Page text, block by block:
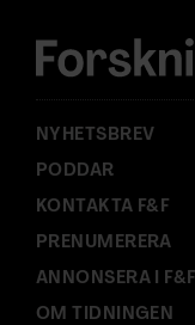
s
:
NYHETSBREV
PODDAR
KONTAKTA F&F
PRENUMERERA
ANNONSERA I F&F
OM TIDNINGEN